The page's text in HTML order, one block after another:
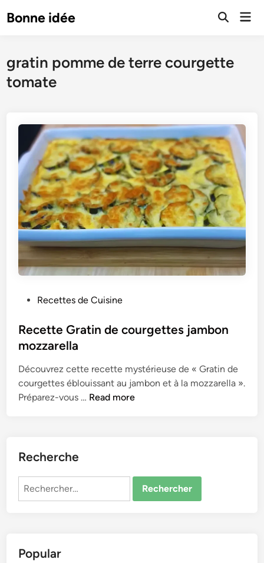
toBonne idée
Open
gratin pomme de terre courgette
tomate
s
t
d
i
n
Recettes de Cuisine
Recette Gratin de courgettes jambon
mozzarella
Découvrez cette recette mystérieuse de « Gratin de
courgettes éblouissant au jambon et à la mozzarella ».
Préparez-vous … R
Read more
Recherche
Rechercher :
Popular